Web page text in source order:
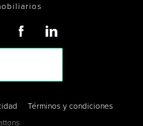
Términos y condiciones